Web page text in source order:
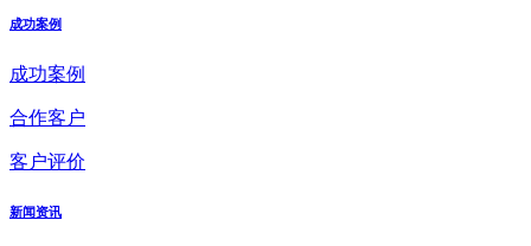
成功案例
成功案例
合作客户
客户评价
新闻资讯